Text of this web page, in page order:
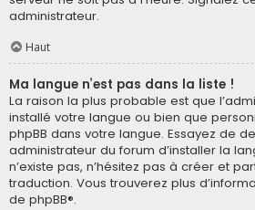
administrateur.
Haut
Ma langue n’est pas dans la liste !
La raison la plus probable est que
installé votre langue ou bien que
phpBB dans votre langue. Essayez de
administrateur du forum d’installer la
n’existe pas, n’hésitez pas à créer et
traduction. Vous trouverez plus
de phpBB®.